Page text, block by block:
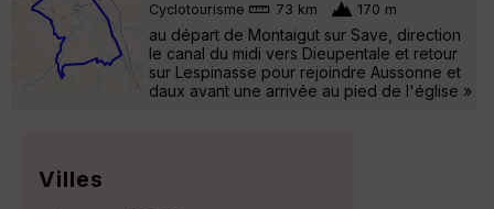
Cyclotourisme 73 km 170 m
au départ de Montaigut sur Save, direction
le canal du midi vers Dieupentale et retour
sur Lespinasse pour rejoindre Aussonne et
daux avant une arrivée au pied de l'église »
Villes